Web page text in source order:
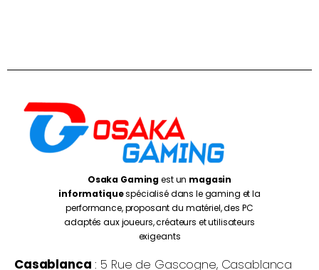
Osaka Gamingest un magasin
informatiquespécialisé dans le gaming et la
performance, proposant du matériel, des PC
adaptés aux joueurs, créateurs et utilisateurs
exigeants
Casablanca : 5 Rue de Gascogne, Casablanca